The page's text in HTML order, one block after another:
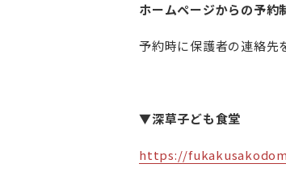
ホームページからの予約
予約時に保護者の連絡先
▼深草子ども食堂
https://